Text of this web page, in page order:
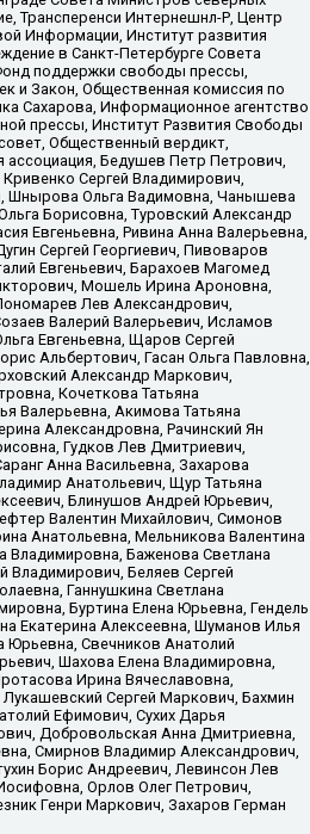
Трансперенси Интернешнл-Р, Центр
Информации, Институт развития
в Санкт-Петербурге Совета
поддержки свободы прессы,
и Закон, Общественная комиссия по
Сахарова, Информационное агентство
прессы, Институт Развития Свободы
Общественный вердикт,
ассоциация, Бедушев Петр Петрович,
Сергей Владимирович,
Шнырова Ольга Вадимовна, Чанышева
Борисовна, Туровский Александр
Евгеньевна, Ривина Анна Валерьевна,
Сергей Георгиевич, Пивоваров
Евгеньевич, Барахоев Магомед
Мошель Ирина Ароновна,
Лев Александрович,
Валерий Валерьевич, Исламов
Евгеньевна, Щаров Сергей
Альбертович, Гасан Ольга Павловна,
Александр Маркович,
Кочеткова Татьяна
Валерьевна, Акимова Татьяна
Александровна, Рачинский Ян
Гудков Лев Дмитриевич,
Анна Васильевна, Захарова
Анатольевич, Щур Татьяна
Блинушов Андрей Юрьевич,
Валентин Михайлович, Симонов
Анатольевна, Мельникова Валентина
Владимировна, Баженова Светлана
Владимирович, Беляев Сергей
Ганнушкина Светлана
Буртина Елена Юрьевна, Гендель
Екатерина Алексеевна, Шуманов Илья
Юрьевна, Свечников Анатолий
Шахова Елена Владимировна,
Ирина Вячеславовна,
Сергей Маркович, Бахмин
Ефимович, Сухих Дарья
Добровольская Анна Дмитриевна,
Смирнов Владимир Александрович,
Борис Андреевич, Левинсон Лев
Орлов Олег Петрович,
Генри Маркович, Захаров Герман